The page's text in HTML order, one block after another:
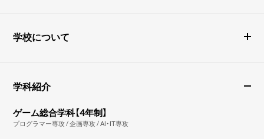
学校について
学科紹介
ゲーム総合学科【4年制】
プログラマー専攻 / 企画専攻 / AI・IT専攻